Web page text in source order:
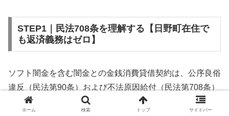
STEP1｜民法708条を理解する【日野町在住で
も返済義務はゼロ】
ソフト闇金を含む闇金との金銭消費貸借契約は、公序良俗
違反（民法第90条）および不法原因給付（民法第708条）
に該当するため、法的には無効です。日野町在住であって
ホーム 検索 トップ サイドバー